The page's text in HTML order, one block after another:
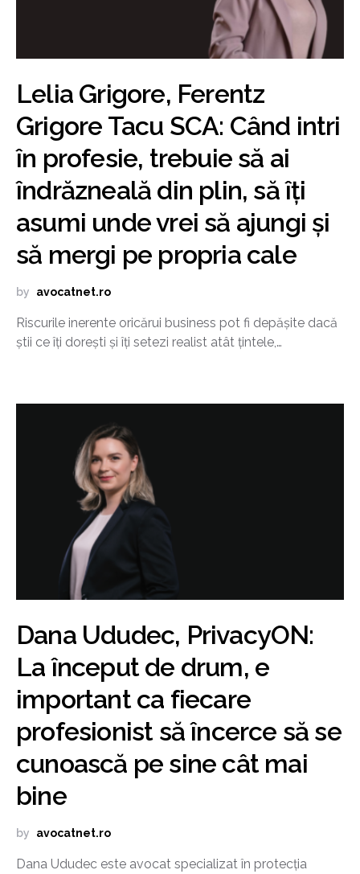
Lelia Grigore, Ferentz
Grigore Tacu SCA: Când intri
în profesie, trebuie să ai
îndrăzneală din plin, să îți
asumi unde vrei să ajungi și
să mergi pe propria cale
by avocatnet.ro
Riscurile inerente oricărui business pot fi depășite dacă
știi ce îți dorești și îți setezi realist atât țintele,…
Dana Ududec, PrivacyON:
La început de drum, e
important ca fiecare
profesionist să încerce să se
cunoască pe sine cât mai
bine
by avocatnet.ro
Dana Ududec este avocat specializat în protecția